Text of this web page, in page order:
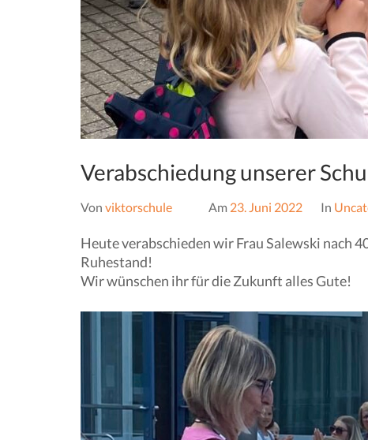
Verabschiedung unserer
Von viktorschule Am 23. Juni 2022 In
Heute verabschieden wir Frau Salewski nach
Ruhestand!
Wir wünschen ihr für die Zukunft alles Gute!